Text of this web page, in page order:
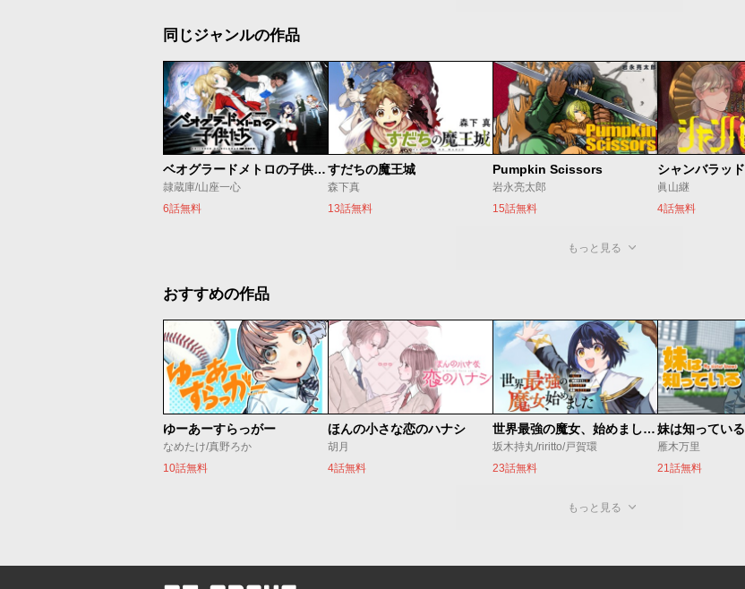
同じジャンルの作品
ベオグラードメトロの子供たち
隷蔵庫/山座一心
6話無料
すだちの魔王城
森下真
13話無料
Pumpkin Scissors
岩永亮太郎
15話無料
シャンバラッド
眞山継
4話無料
もっと見る
おすすめの作品
ゆーあーすらっがー
なめたけ/真野ろか
10話無料
ほんの小さな恋のハナシ
胡月
4話無料
世界最強の魔女、始めました ～私だけ『攻略サイト』を見れる世界で自由に生きます～
坂木持丸/riritto/戸賀環
23話無料
妹は知っている
雁木万里
21話無料
もっと見る